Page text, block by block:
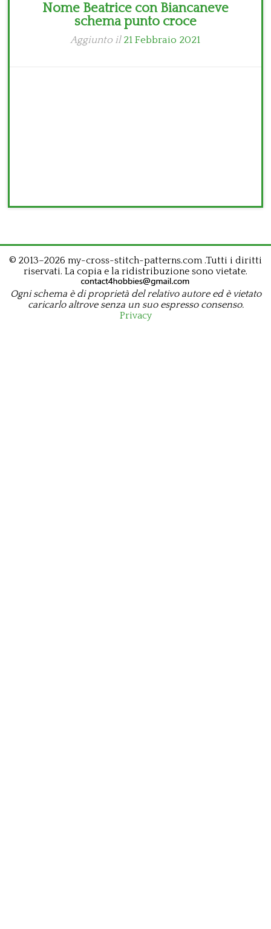
Nome Beatrice con Biancaneve
schema punto croce
Aggiunto il 21 Febbraio 2021
© 2013–2026 my-cross-stitch-patterns.com .Tutti i diritti
riservati. La copia e la ridistribuzione sono vietate.
Ogni schema è di proprietà del relativo autore ed è vietato
caricarlo altrove senza un suo espresso consenso.
Privacy